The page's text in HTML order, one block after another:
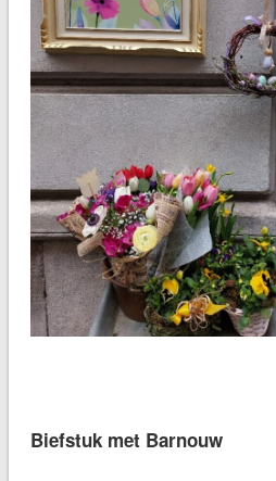
Biefstuk met Barnouw